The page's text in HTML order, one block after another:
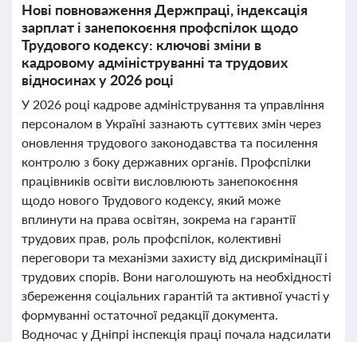
Нові повноваження Держпраці, індексація
зарплат і занепокоєння профспілок щодо
Трудового кодексу: ключові зміни в
кадровому адмініструванні та трудових
відносинах у 2026 році
У 2026 році кадрове адміністрування та управління
персоналом в Україні зазнають суттєвих змін через
оновлення трудового законодавства та посилення
контролю з боку державних органів. Профспілки
працівників освіти висловлюють занепокоєння
щодо нового Трудового кодексу, який може
вплинути на права освітян, зокрема на гарантії
трудових прав, роль профспілок, колективні
переговори та механізми захисту від дискримінації і
трудових спорів. Вони наголошують на необхідності
збереження соціальних гарантій та активної участі у
формуванні остаточної редакції документа.
Водночас у Дніпрі інспекція праці почала надсилати